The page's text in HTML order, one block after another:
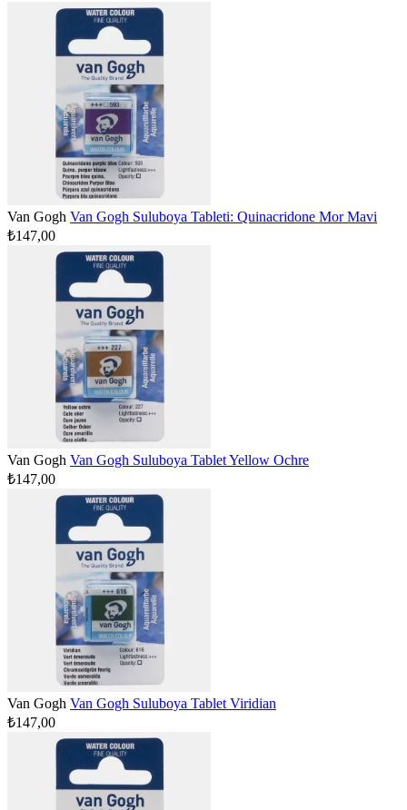
Van Gogh Van Gogh Suluboya Tableti: Quinacridone Mor Mavi
₺147,00
Van Gogh Van Gogh Suluboya Tablet Yellow Ochre
₺147,00
Van Gogh Van Gogh Suluboya Tablet Viridian
₺147,00